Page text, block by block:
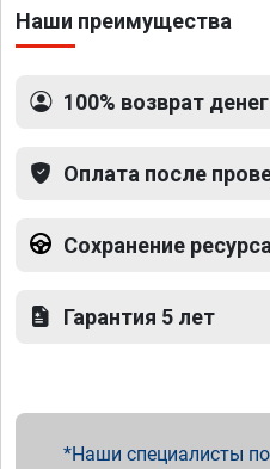
Наши преимущества
100% возврат денег
Оплата после
Сохранение ресурса
Гарантия 5 лет
Наши специалисты